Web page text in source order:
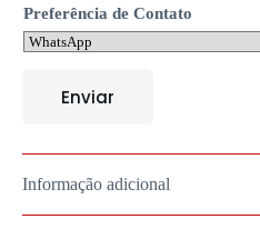
i
l
*
f
o
Preferência de Contato
Enviar
Informação adicional